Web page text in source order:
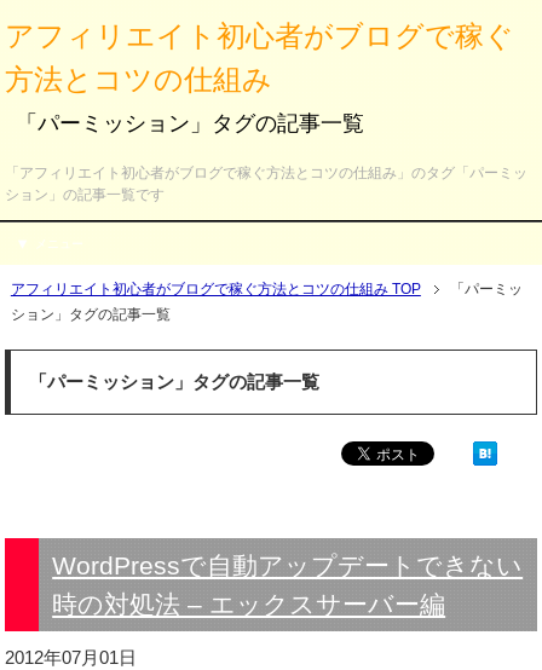
アフィリエイト初心者がブログで稼ぐ
方法とコツの仕組み
「パーミッション」タグの記事一覧
「アフィリエイト初心者がブログで稼ぐ方法とコツの仕組み」のタグ「パーミッ
ション」の記事一覧です
メニュー
アフィリエイト初心者がブログで稼ぐ方法とコツの仕組み TOP
「パーミッ
ション」タグの記事一覧
「パーミッション」タグの記事一覧
WordPressで自動アップデートできない
時の対処法 – エックスサーバー編
2012年07月01日